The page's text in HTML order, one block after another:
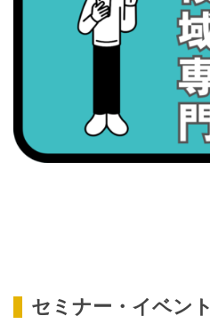
・歯ヂカラ探究月間
・職場の健康診断実施強化月間
・世界アルツハイマー月間
・健康増進普及月間
・がん征圧月間
セミナー・イベント